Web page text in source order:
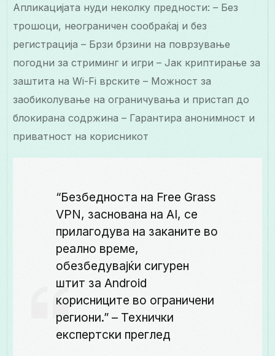
Апликацијата нуди неколку предности: – Без
трошоци, неограничен сообраќај и без
регистрација – Брзи брзини на поврзување
погодни за стриминг и игри – Јак криптирање за
заштита на Wi-Fi врските – Можност за
заобиколување на ограничувања и пристап до
блокирана содржина – Гарантира анонимност и
приватност на корисникот
“Безбедноста на Free Grass
VPN, заснована на AI, се
прилагодува на заканите во
реално време,
обезбедувајќи сигурен
штит за Android
корисниците во ограничени
региони.” – Технички
експертски преглед